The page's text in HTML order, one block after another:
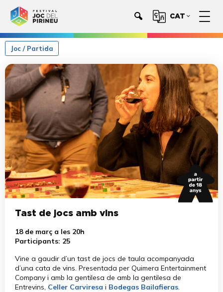
CAT
Joc / Partida
Tast de jocs amb vins
18 de març a les 20h
Participants: 25
Vine a gaudir d’un tast de jocs de taula acompanyada
d’una cata de vins. Presentada per Quimera Entertainment
Company i amb la gentilesa de amb la gentilesa de
Entrevins, Celler Carviresa i Bodegas Bailafieras.